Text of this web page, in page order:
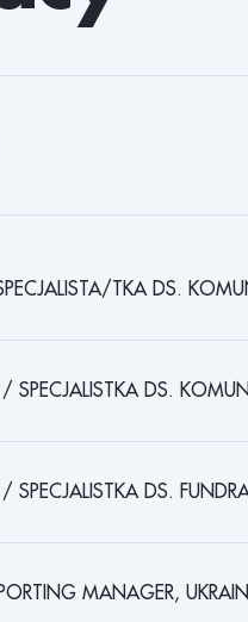
TKA DS.
/ SPECJALISTKA DS.
/ SPECJALISTKA DS.
MANAGER,